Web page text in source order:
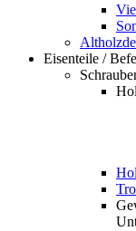
Eisenteile /